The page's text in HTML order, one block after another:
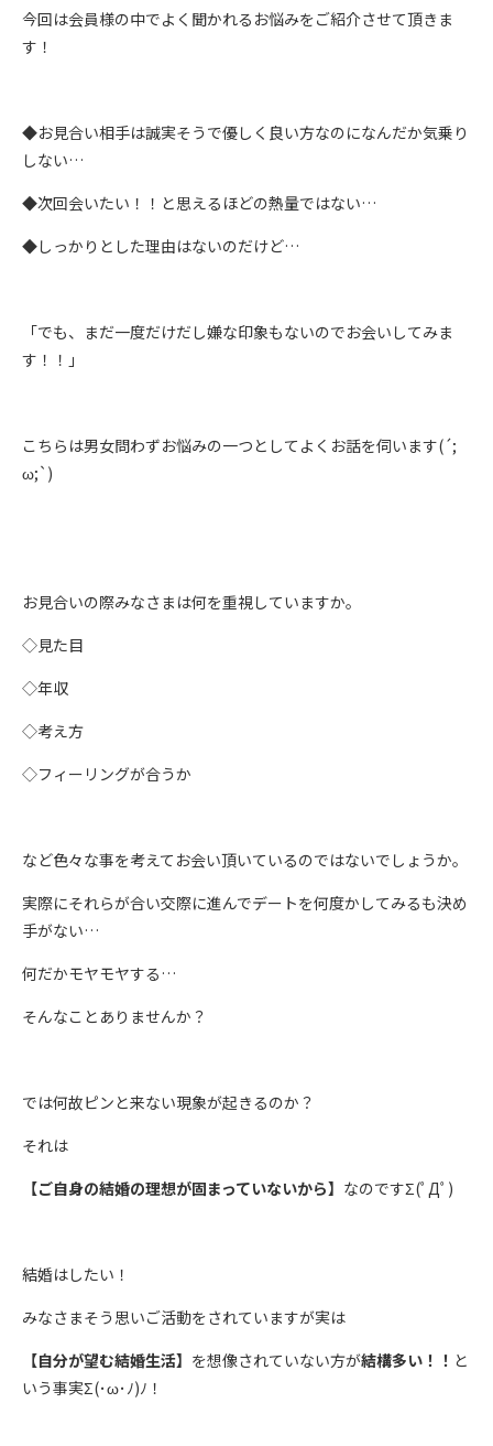
今回は会員様の中でよく聞かれるお悩みをご紹介させて頂きま
す！
◆お見合い相手は誠実そうで優しく良い方なのになんだか気乗り
しない…
◆次回会いたい！！と思えるほどの熱量ではない…
◆しっかりとした理由はないのだけど…
「でも、まだ一度だけだし嫌な印象もないのでお会いしてみま
す！！」
こちらは男女問わずお悩みの一つとしてよくお話を伺います(´;
ω;`)
お見合いの際みなさまは何を重視していますか。
◇見た目
◇年収
◇考え方
◇フィーリングが合うか
など色々な事を考えてお会い頂いているのではないでしょうか。
実際にそれらが合い交際に進んでデートを何度かしてみるも決め
手がない…
何だかモヤモヤする…
そんなことありませんか？
では何故ピンと来ない現象が起きるのか？
それは
【ご自身の結婚の理想が固まっていないから】 なのですΣ(ﾟДﾟ)
結婚はしたい！
みなさまそう思いご活動をされていますが実は
【自分が望む結婚生活】 を想像されていない方が結構多い！！ と
いう事実Σ(･ω･ﾉ)ﾉ！